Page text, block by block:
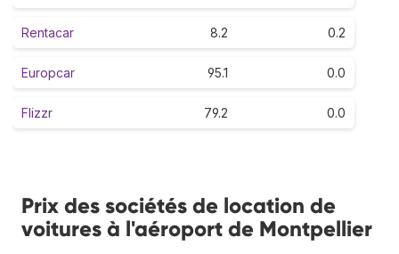
Rentacar 8.2 0.2
Europcar 95.1 0.0
Flizzr 79.2 0.0
Prix des sociétés de location de
voitures à l'aéroport de Montpellier